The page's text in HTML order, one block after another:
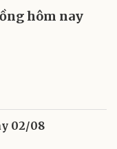
hôm nay
02/08